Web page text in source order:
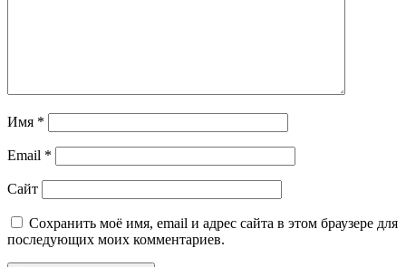
Имя *
Email *
Сайт
Сохранить моё имя, email и адрес сайта в этом браузере для
последующих моих комментариев.